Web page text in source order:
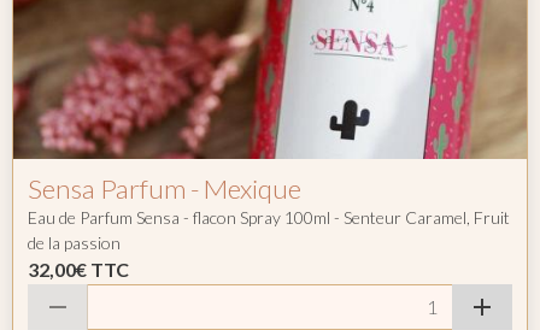
Sensa Parfum - Mexique
Eau de Parfum Sensa - flacon Spray 100ml - Senteur Caramel, Fruit
de la passion
32,00€ TTC